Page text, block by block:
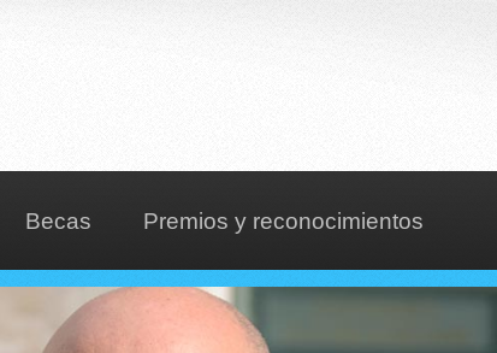
Becas Premios y reconocimientos